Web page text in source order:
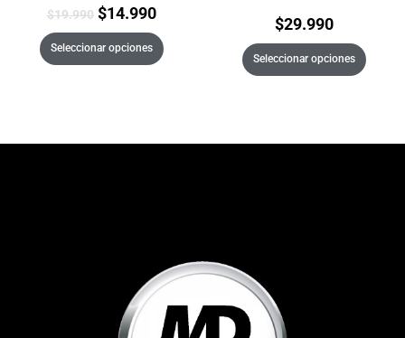
$19.990 $14.990
Seleccionar opciones
$29.990
Seleccionar opciones